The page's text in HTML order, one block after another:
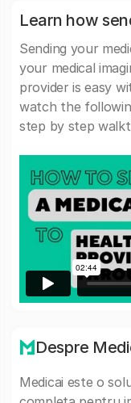
Learn how
Sending your
your medical
provider is easy
watch the
step by step
Despre
Medicai este o